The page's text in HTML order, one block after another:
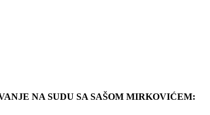
NA SUDU SA SAŠOM MIRKOVIĆEM: